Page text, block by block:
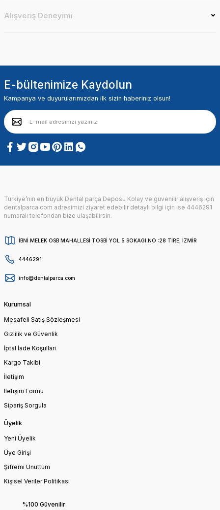
Alışveriş Deneyimi
E-bültenimize Kaydolun
Kampanya ve duyurularımızdan ilk sizin haberiniz olsun!
Türkiye’nin en büyük Dental parça Deposu Kolay ve güvenilir alışveriş için
dentalparca.com adresimizi ziyaret edebilir detaylı bilgi için ise 4446291
numaralı telefondan bize ulaşabilirsin.
İBNİ MELEK OSB MAHALLESİ TOSBİ YOL 5 SOKAGI NO :28 TİRE, İZMİR
4446291
info@dentalparca.com
Kurumsal
Mesafeli Satış Sözleşmesi
Gizlilik ve Güvenlik
İptal İade Koşullari
Kargo Takibi
İletişim
İletişim Formu
Sipariş Sorgula
Üyelik
Yeni Üyelik
Üye Girişi
Şifremi Unuttum
Kişisel Veriler Politikası
%100 Güvenilir